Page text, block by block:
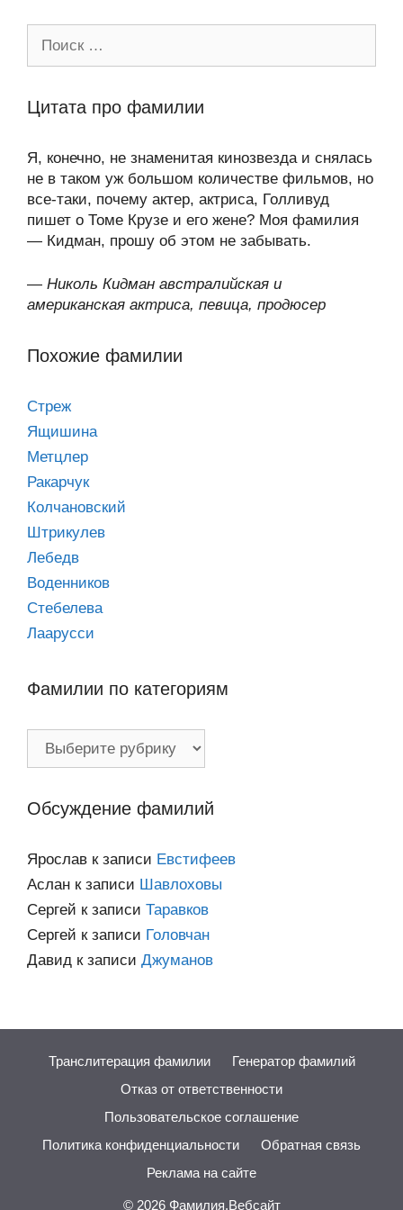
Цитата про фамилии
Я, конечно, не знаменитая кинозвезда и снялась
не в таком уж большом количестве фильмов, но
все-таки, почему актер, актриса, Голливуд
пишет о Томе Крузе и его жене? Моя фамилия
— Кидман, прошу об этом не забывать.
— Николь Кидман австралийская и
американская актриса, певица, продюсер
Похожие фамилии
Стреж
Ящишина
Метцлер
Ракарчук
Колчановский
Штрикулев
Лебедв
Воденников
Стебелева
Лаарусси
Фамилии по категориям
Фамилии
Обсуждение фамилий
Ярослав к записи Евстифеев
Аслан к записи Шавлоховы
Сергей к записи Таравков
Сергей к записи Головчан
Давид к записи Джуманов
Транслитерация фамилии
Генератор фамилий
Отказ от ответственности
Пользовательское соглашение
Политика конфиденциальности
Обратная связь
Реклама на сайте
© 2026 Фамилия.Вебсайт